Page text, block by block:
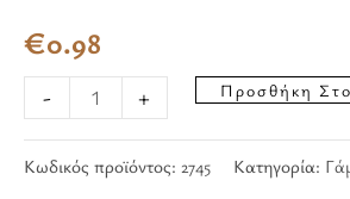
€0.98
- + Προσθήκη
Κωδικός προϊόντος: 2745 Κατηγορία: